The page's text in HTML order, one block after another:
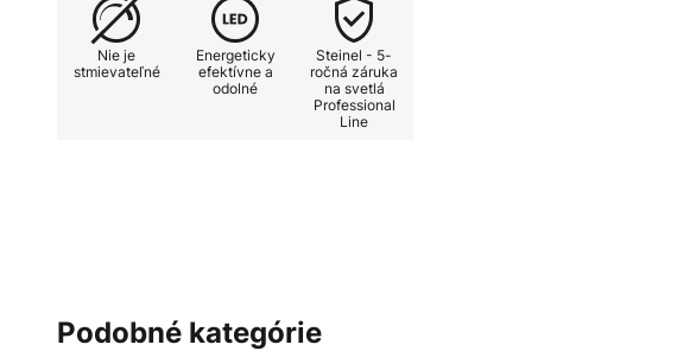
Nie je
stmievateľné
Energeticky
efektívne a
odolné
Steinel - 5-
ročná záruka
na svetlá
Professional
Line
Podobné kategórie